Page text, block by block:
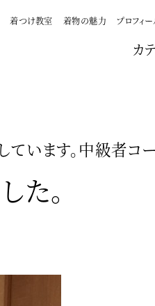
着つけ教室 着物の魅力 プロフィ
カ
ています。中級者コ
た。